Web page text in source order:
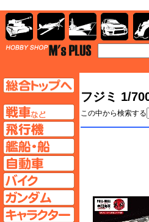
フジミ 1/
この中から検索する
AFV
飛行機ページへ
ガンダムページへ
キャラクターページへ
AFV 飛行機 艦船 自動